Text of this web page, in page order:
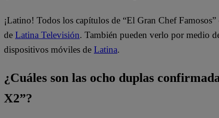
¡Latino! Todos los capítulos de “El Gran Chef
de Latina Televisión. También pueden verlo por medio
dispositivos móviles de Latina.
¿Cuáles son las ocho duplas
X2”?